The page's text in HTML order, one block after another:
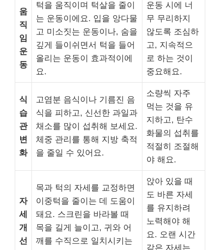
움
직
임
운
동
턱을 움직이며 턱살을 줄이
는 운동이에요. 입을 앙다물
고 미소짓는 운동이나, 숨을
깊게 들이쉬면서 턱을 들어
올리는 운동이 효과적이에
요.
운동 시에 너
무 무리하지
않도록 조심하
고, 지속적으
로 하는 것이
중요해요.
식
습
관
변
화
고염분 음식이나 기름진 음
식을 피하고, 신선한 과일과
채소를 많이 섭취해 보세요.
체중 관리를 통해 지방 축적
을 줄일 수 있어요.
소량씩 자주
먹는 것을 유
지하고, 탄수
화물의 섭취를
적절히 조절해
야 해요.
자
세
개
선
목과 턱의 자세를 교정하면
이중턱을 줄이는 데 도움이
돼요. 스크린을 바라볼 때
목을 길게 늘이고, 귀와 어
깨를 수직으로 일치시키는
앉아 있을 때
도 바른 자세
를 유지하려
노력해야 해
요. 오랜 시간
같은 자세는